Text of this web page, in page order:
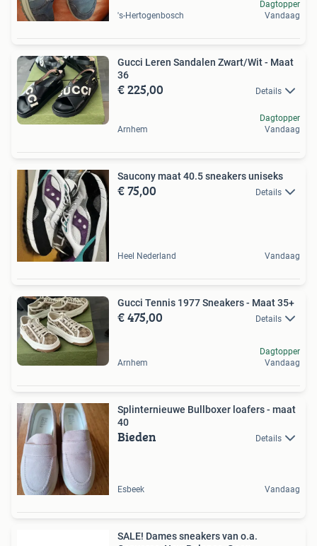
's-Hertogenbosch
Dagtopper
Vandaag
Gucci Leren Sandalen Zwart/Wit - Maat
36
€ 225,00 Details
Arnhem
Dagtopper
Vandaag
Saucony maat 40.5 sneakers uniseks
€ 75,00 Details
Heel Nederland Vandaag
Gucci Tennis 1977 Sneakers - Maat 35+
€ 475,00 Details
Arnhem
Dagtopper
Vandaag
Splinternieuwe Bullboxer loafers - maat
40
Bieden Details
Esbeek Vandaag
SALE! Dames sneakers van o.a.